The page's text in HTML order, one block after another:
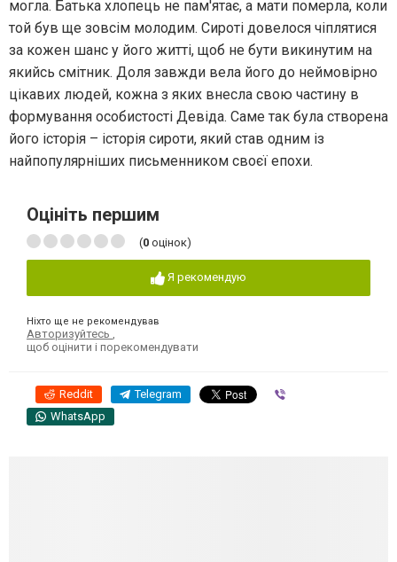
могла. Батька хлопець не пам'ятає, а мати померла, коли
той був ще зовсім молодим. Сироті довелося чіплятися
за кожен шанс у його житті, щоб не бути викинутим на
якийсь смітник. Доля завжди вела його до неймовірно
цікавих людей, кожна з яких внесла свою частину в
формування особистості Девіда. Саме так була створена
його історія – історія сироти, який став одним із
найпопулярніших письменником своєї епохи.
Оцініть першим
(0 оцінок)
Я рекомендую
Ніхто ще не рекомендував
Авторизуйтесь
щоб оцінити і порекомендувати
Reddit Telegram
WhatsApp